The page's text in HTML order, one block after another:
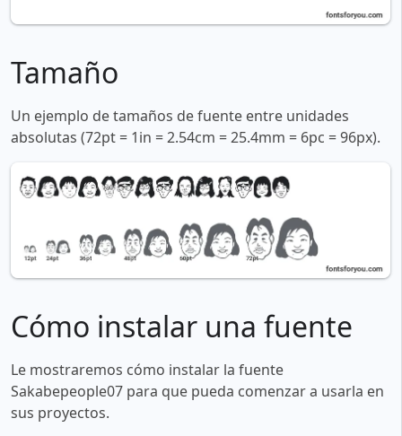
Tamaño
Un ejemplo de tamaños de fuente entre unidades
absolutas (72pt = 1in = 2.54cm = 25.4mm = 6pc = 96px).
Cómo instalar una fuente
Le mostraremos cómo instalar la fuente
Sakabepeople07 para que pueda comenzar a usarla en
sus proyectos.